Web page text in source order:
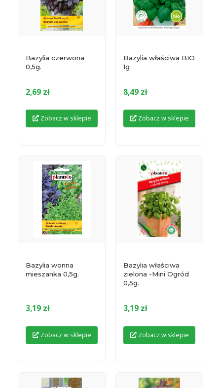
Bazylia czerwona
0,5g.
2,69 zł
Zobacz w sklepie
Bazylia właściwa BIO
1g
8,49 zł
Zobacz w sklepie
Bazylia wonna
mieszanka 0,5g.
3,19 zł
Zobacz w sklepie
Bazylia właściwa
zielona -Mini Ogród
0,5g.
3,19 zł
Zobacz w sklepie